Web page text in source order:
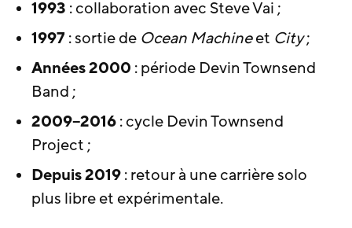
1993 : collaboration avec Steve Vai ;
1997 : sortie de Ocean Machineet City;
Années 2000 : période Devin Townsend
Band ;
2009–2016: cycle Devin Townsend
Project ;
Depuis 2019: retour à une carrière solo
plus libre et expérimentale.